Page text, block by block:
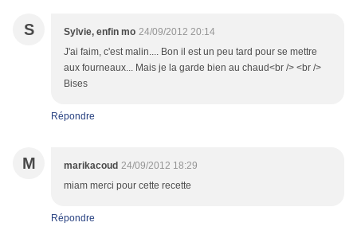
S Sylvie, enfin mo 24/09/2012 20:14
J'ai faim, c'est malin.... Bon il est un peu tard pour se mettre
aux fourneaux... Mais je la garde bien au chaud<br /> <br />
Bises
Répondre
M marikacoud 24/09/2012 18:29
miam merci pour cette recette
Répondre